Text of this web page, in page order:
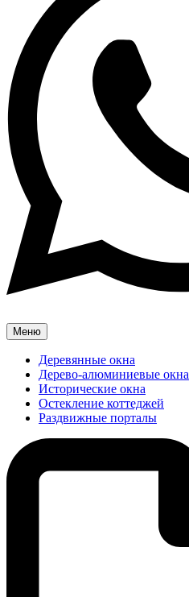
Меню
Деревянные окна
Дерево-алюминиевые окна
Исторические окна
Остекление коттеджей
Раздвижные порталы